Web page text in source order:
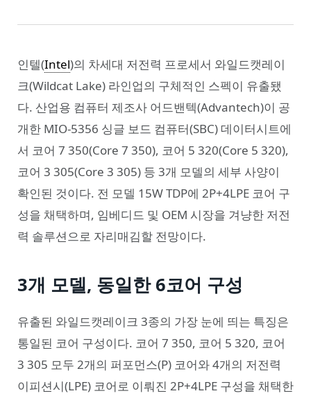
인텔(Intel)의 차세대 저전력 프로세서 와일드캣레이
크(Wildcat Lake) 라인업의 구체적인 스펙이 유출됐
다. 산업용 컴퓨터 제조사 어드밴텍(Advantech)이 공
개한 MIO-5356 싱글 보드 컴퓨터(SBC) 데이터시트에
서 코어 7 350(Core 7 350), 코어 5 320(Core 5 320),
코어 3 305(Core 3 305) 등 3개 모델의 세부 사양이
확인된 것이다. 전 모델 15W TDP에 2P+4LPE 코어 구
성을 채택하며, 임베디드 및 OEM 시장을 겨냥한 저전
력 솔루션으로 자리매김할 전망이다.
3개 모델, 동일한 6코어 구성
유출된 와일드캣레이크 3종의 가장 눈에 띄는 특징은
통일된 코어 구성이다. 코어 7 350, 코어 5 320, 코어
3 305 모두 2개의 퍼포먼스(P) 코어와 4개의 저전력
이피션시(LPE) 코어로 이뤄진 2P+4LPE 구성을 채택한